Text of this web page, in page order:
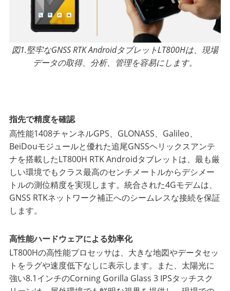
図1.堅牢なGNSS RTK AndroidタブレットLT800Hは、現場
データの取得、分析、管理を容易にします。
指先で精度を確認
高性能1408チャンネルGPS、GLONASS、Galileo、
BeiDouモジュールと優れた追尾GNSSヘリックスアンテ
ナを搭載したLT800H RTK Androidタブレットは、最も厳
しい環境でもクラス最高のセンチメートルからデシメー
トルの測位精度を実現します。統合された4Gモデムは、
GNSS RTKネットワーク補正へのシームレスな接続を保証
します。
高性能ハードウェアによる効率化
LT800Hの高性能プロセッサは、大きな地図やデータセッ
トをラグや速度低下なしに表示します。また、太陽光に
強い8.1インチのCorning Gorilla Glass 3 IPSタッチスク